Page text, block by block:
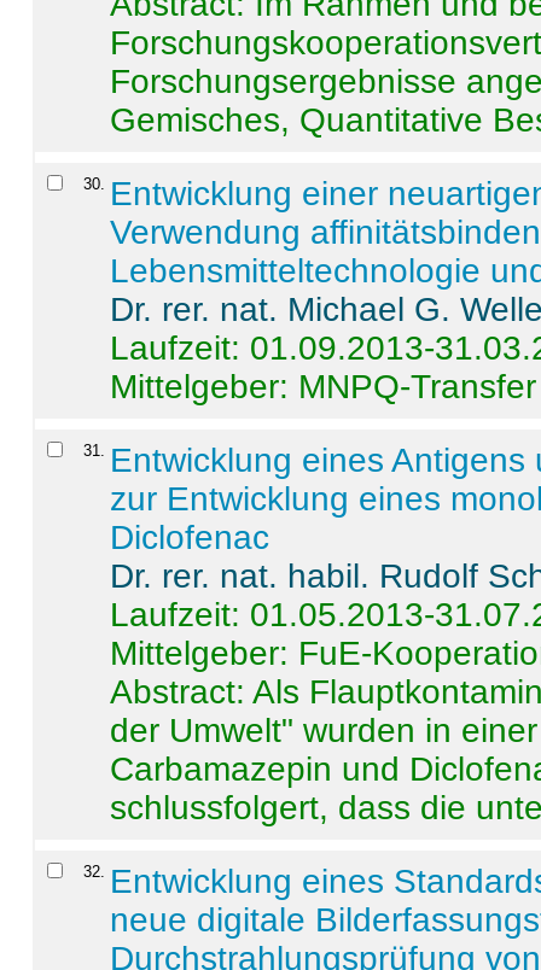
Forschungsergebnisse
Gemisches, Quantitative
30. Entwicklung einer
Verwendung
Lebensmitteltechnologie
Dr. rer. nat. Michael G.
Laufzeit: 01.09.2013-
Mittelgeber: MNPQ-Transfer
31. Entwicklung eines
zur Entwicklung eines
Diclofenac
Dr. rer. nat. habil. Rudolf
Laufzeit: 01.05.2013-
Mittelgeber: FuE-
Abstract:Als
der Umwelt" wurden in
Carbamazepin und
schlussfolgert, dass die
32. Entwicklung eines
neue digitale
Durchstrahlungsprüfung